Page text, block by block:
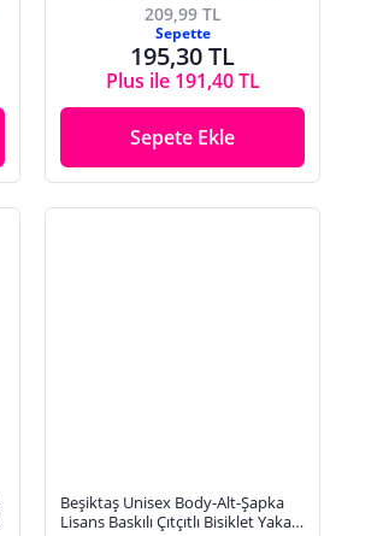
209,99 TL
Sepette
195,30 TL
Plus ile 191,40 TL
Sepete Ekle
Beşiktaş Unisex Body-Alt-Şapka
Lisans Baskılı Çıtçıtlı Bisiklet Yaka